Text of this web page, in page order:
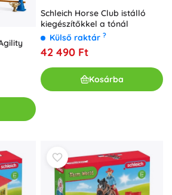
Schleich Horse Club istálló
kiegészítőkkel a tónál
Külső raktár ?
42 490 Ft
Kosárba